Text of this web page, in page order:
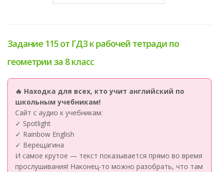
Задание 115 от ГДЗ к рабочей тетради по
геометрии за 8 класс
🔥 Находка для всех, кто учит английский по
школьным учебникам!
Сайт с аудио к учебникам:
✓ Spotlight
✓ Rainbow English
✓ Верещагина
И самое крутое — текст показывается прямо во время
прослушивания! Наконец-то можно разобрать, что там